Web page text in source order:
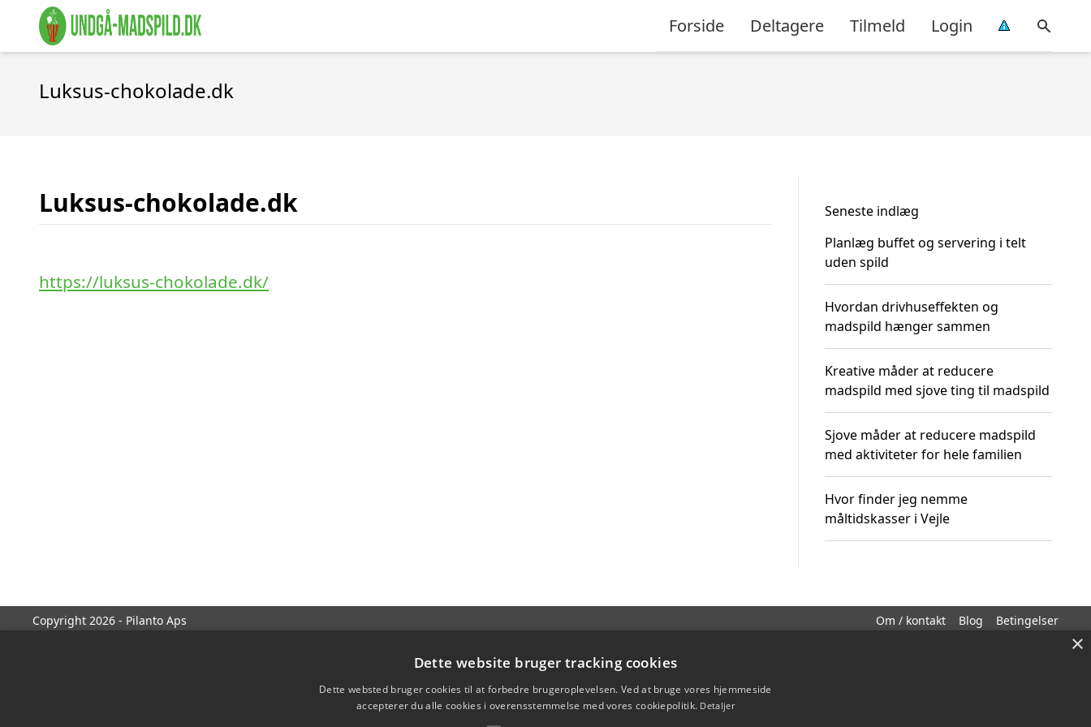
Forside Deltagere Tilmeld Login
Luksus-chokolade.dk
Luksus-chokolade.dk
https://luksus-chokolade.dk/
Seneste indlæg
Planlæg buffet og servering i telt
uden spild
Hvordan drivhuseffekten og
madspild hænger sammen
Kreative måder at reducere
madspild med sjove ting til madspild
Sjove måder at reducere madspild
med aktiviteter for hele familien
Hvor finder jeg nemme
måltidskasser i Vejle
Copyright 2026 - Pilanto Aps Om / kontakt Blog Betingelser
×
Dette website bruger tracking cookies
Dette websted bruger cookies til at forbedre brugeroplevelsen. Ved at bruge vores hjemmeside
accepterer du alle cookies i overensstemmelse med vores cookiepolitik. Detaljer